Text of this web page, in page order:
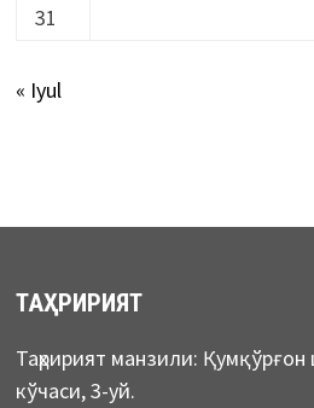
31
« Iyul
ТАҲРИРИЯТ
Таҳририят манзили: Қумқўрғон
кўчаси, 3-уй.